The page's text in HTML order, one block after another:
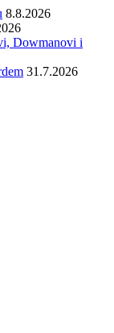
8.8.2026
Dowmanovi i
31.7.2026